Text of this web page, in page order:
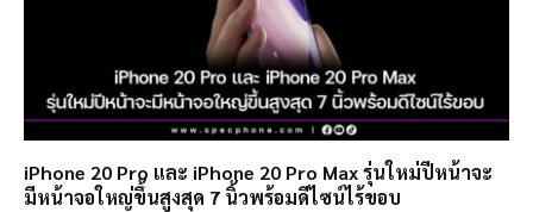
iPhone 20 Pro และ iPhone 20 Pro Max รุ่นใหม่ปีหน้าจะ
มีหน้าจอใหญ่ขึ้นสูงสุด 7 นิ้วพร้อมดีไซน์ไร้ขอบ